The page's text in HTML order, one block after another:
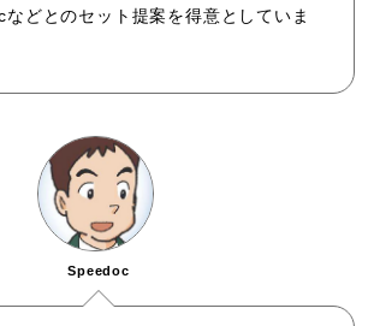
どとのセット提案を得意としていま
Speedoc